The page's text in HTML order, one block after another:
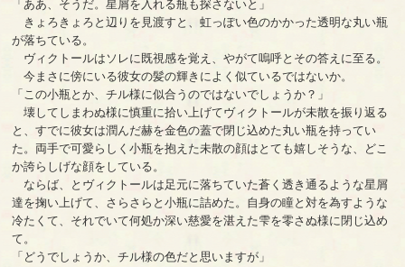
「ああ、そうだ。星屑を入れる瓶も探さないと」
きょろきょろと辺りを見渡すと、虹っぽい色のかかった透明な丸い瓶
が落ちている。
ヴィクトールはソレに既視感を覚え、やがて嗚呼とその答えに至る。
今まさに傍にいる彼女の髪の輝きによく似ているではないか。
「この小瓶とか、チル様に似合うのではないでしょうか？」
壊してしまわぬ様に慎重に拾い上げてヴィクトールが未散を振り返る
と、すでに彼女は潤んだ赫を金色の蓋で閉じ込めた丸い瓶を持ってい
た。両手で可愛らしく小瓶を抱えた未散の顔はとても嬉しそうな、どこ
か誇らしげな顔をしている。
ならば、とヴィクトールは足元に落ちていた蒼く透き通るような星屑
達を掬い上げて、さらさらと小瓶に詰めた。自身の瞳と対を為すような
冷たくて、それでいて何処か深い慈愛を湛えた雫を零さぬ様に閉じ込め
て。
「どうでしょうか、チル様の色だと思いますが」